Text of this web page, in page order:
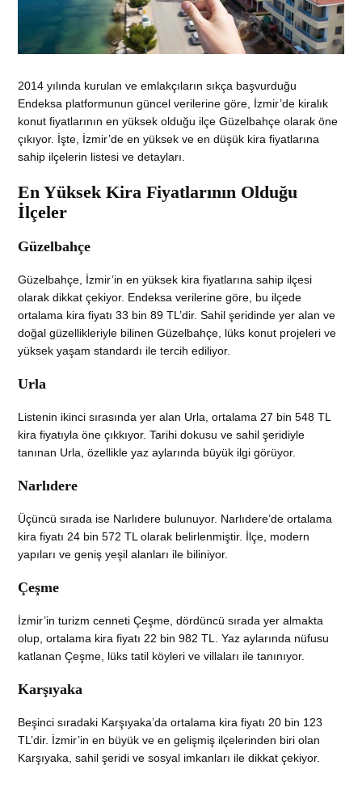
2014 yılında kurulan ve emlakçıların sıkça başvurduğu
Endeksa platformunun güncel verilerine göre, İzmir’de kiralık
konut fiyatlarının en yüksek olduğu ilçe Güzelbahçe olarak öne
çıkıyor. İşte, İzmir’de en yüksek ve en düşük kira fiyatlarına
sahip ilçelerin listesi ve detayları.
En Yüksek Kira Fiyatlarının Olduğu
İlçeler
Güzelbahçe
Güzelbahçe, İzmir’in en yüksek kira fiyatlarına sahip ilçesi
olarak dikkat çekiyor. Endeksa verilerine göre, bu ilçede
ortalama kira fiyatı 33 bin 89 TL’dir. Sahil şeridinde yer alan ve
doğal güzellikleriyle bilinen Güzelbahçe, lüks konut projeleri ve
yüksek yaşam standardı ile tercih ediliyor.
Urla
Listenin ikinci sırasında yer alan Urla, ortalama 27 bin 548 TL
kira fiyatıyla öne çıkkıyor. Tarihi dokusu ve sahil şeridiyle
tanınan Urla, özellikle yaz aylarında büyük ilgi görüyor.
Narlıdere
Üçüncü sırada ise Narlıdere bulunuyor. Narlıdere’de ortalama
kira fiyatı 24 bin 572 TL olarak belirlenmiştir. İlçe, modern
yapıları ve geniş yeşil alanları ile biliniyor.
Çeşme
İzmir’in turizm cenneti Çeşme, dördüncü sırada yer almakta
olup, ortalama kira fiyatı 22 bin 982 TL. Yaz aylarında nüfusu
katlanan Çeşme, lüks tatil köyleri ve villaları ile tanınıyor.
Karşıyaka
Beşinci sıradaki Karşıyaka’da ortalama kira fiyatı 20 bin 123
TL’dir. İzmir’in en büyük ve en gelişmiş ilçelerinden biri olan
Karşıyaka, sahil şeridi ve sosyal imkanları ile dikkat çekiyor.